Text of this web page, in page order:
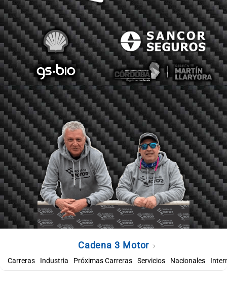
Cadena 3 Motor
Carreras Industria Próximas Carreras Servicios Nacionales